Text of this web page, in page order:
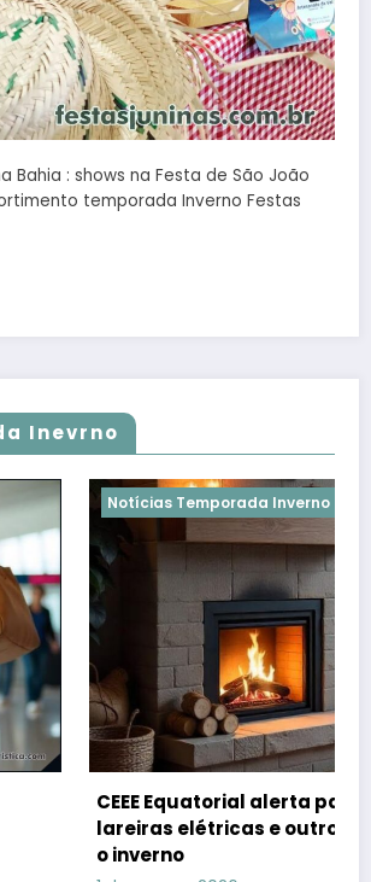
Bahia : shows na Festa de São João
temporada Inverno Festas
Inevrno
Temporada Inverno Temporada
Equatorial alerta para os riscos do
elétricas e outros aparelhos